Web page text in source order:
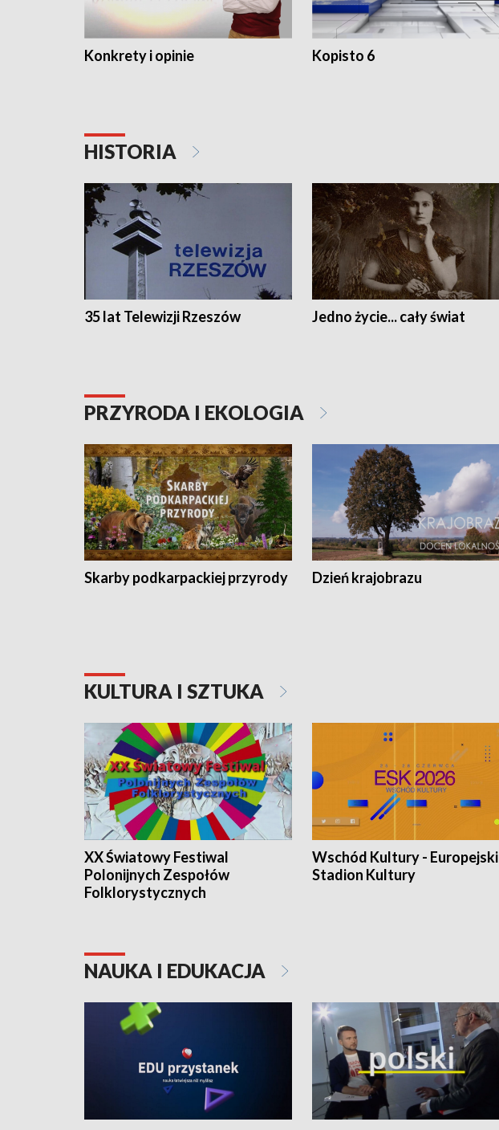
Konkrety i opinie Kopisto 6
HISTORIA
35 lat Telewizji Rzeszów Jedno życie... cały świat
PRZYRODA I EKOLOGIA
Skarby podkarpackiej przyrody Dzień krajobrazu
KULTURA I SZTUKA
XX Światowy Festiwal
Polonijnych Zespołów
Folklorystycznych
Wschód Kultury - Europejski
Stadion Kultury
NAUKA I EDUKACJA